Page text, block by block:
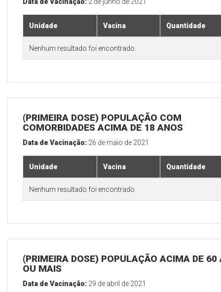
Unidade Vacina Quantidade
Nenhum resultado foi encontrado.
(PRIMEIRA DOSE) POPULAÇÃO COM
COMORBIDADES ACIMA DE 18 ANOS
Data de Vacinação: 26 de maio de 2021
Unidade Vacina Quantidade
Nenhum resultado foi encontrado.
(PRIMEIRA DOSE) POPULAÇÃO ACIMA DE 60
OU MAIS
Data de Vacinação: 29 de abril de 2021